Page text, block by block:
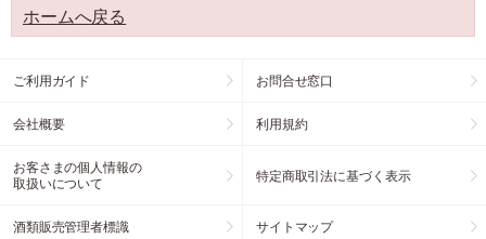
ホームへ戻る
ご利用ガイド お問合せ窓口
会社概要 利用規約
お客さまの個人情報の
取扱いについて
特定商取引法に基づく表示
酒類販売管理者標識 サイトマップ